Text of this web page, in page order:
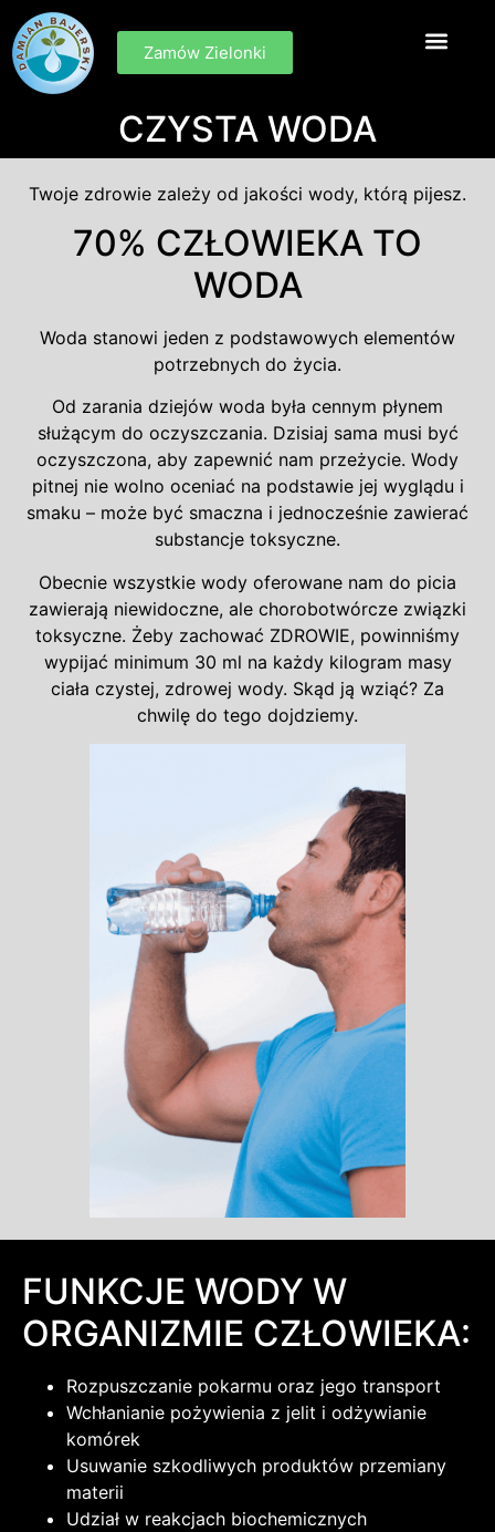
Zamów Zielonki
CZYSTA WODA
Twoje zdrowie zależy od jakości wody, którą pijesz.
70% CZŁOWIEKA TO
WODA
Woda stanowi jeden z podstawowych elementów
potrzebnych do życia.
Od zarania dziejów woda była cennym płynem
służącym do oczyszczania. Dzisiaj sama musi być
oczyszczona, aby zapewnić nam przeżycie. Wody
pitnej nie wolno oceniać na podstawie jej wyglądu i
smaku – może być smaczna i jednocześnie zawierać
substancje toksyczne.
Obecnie wszystkie wody oferowane nam do picia
zawierają niewidoczne, ale chorobotwórcze związki
toksyczne. Żeby zachować ZDROWIE, powinniśmy
wypijać minimum 30 ml na każdy kilogram masy
ciała czystej, zdrowej wody. Skąd ją wziąć? Za
chwilę do tego dojdziemy.
FUNKCJE WODY W
ORGANIZMIE CZŁOWIEKA:
Rozpuszczanie pokarmu oraz jego transport
Wchłanianie pożywienia z jelit i odżywianie
komórek
Usuwanie szkodliwych produktów przemiany
materii
Udział w reakcjach biochemicznych